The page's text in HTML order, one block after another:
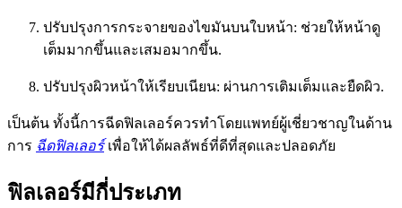
ปรับปรุงการกระจายของไขมันบนใบหน้า: ช่วยให้หน้าดู
เต็มมากขึ้นและเสมอมากขึ้น.
ปรับปรุงผิวหน้าให้เรียบเนียน: ผ่านการเติมเต็มและยืดผิว.
เป็นต้น ทั้งนี้การฉีดฟิลเลอร์ควรทำโดยแพทย์ผู้เชี่ยวชาญในด้าน
การ ฉีดฟิลเลอร์เพื่อให้ได้ผลลัพธ์ที่ดีที่สุดและปลอดภัย
ฟิลเลอร์มีกี่ประเภท